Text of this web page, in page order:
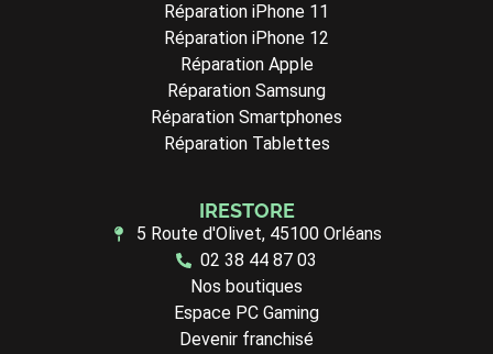
Réparation iPhone 11
Réparation iPhone 12
Réparation Apple
Réparation Samsung
Réparation Smartphones
Réparation Tablettes
IRESTORE
5 Route d'Olivet, 45100 Orléans
02 38 44 87 03
Nos boutiques
Espace PC Gaming
Devenir franchisé